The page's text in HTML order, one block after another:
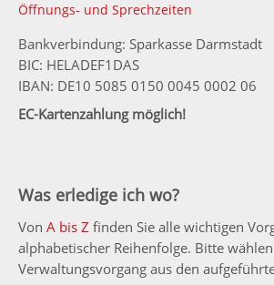
Öffnungs- und Sprechzeiten
Bankverbindung: Sparkasse Darmstadt
BIC: HELADEF1DAS
IBAN: DE10 5085 0150 0045 0002 06
EC-Kartenzahlung möglich!
Was erledige ich wo?
Von A bis Z finden Sie alle wichtigen
alphabetischer Reihenfolge. Bitte
Verwaltungsvorgang aus den